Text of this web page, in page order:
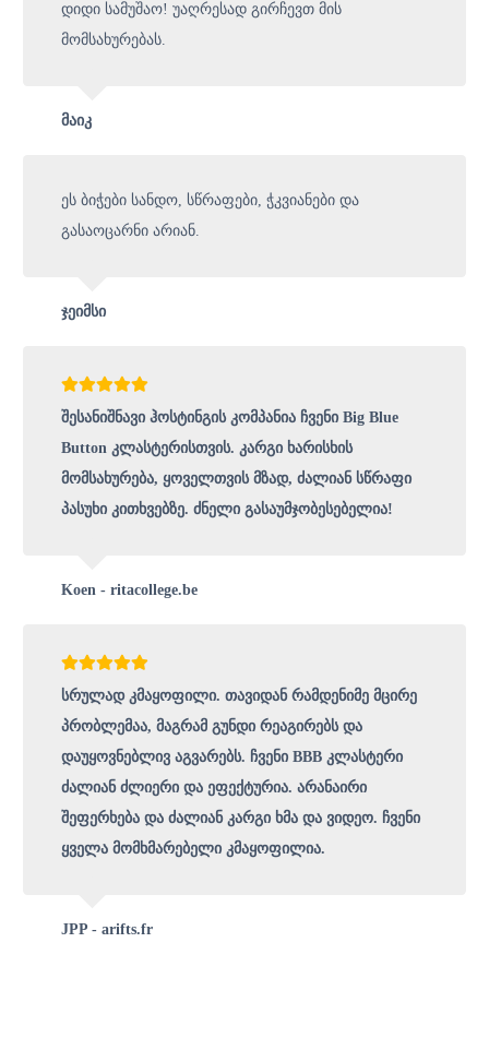
დიდი სამუშაო! უაღრესად გირჩევთ მის
მომსახურებას.
მაიკ
ეს ბიჭები სანდო, სწრაფები, ჭკვიანები და
გასაოცარნი არიან.
ჯეიმსი
შესანიშნავი ჰოსტინგის კომპანია ჩვენი Big Blue
Button კლასტერისთვის. კარგი ხარისხის
მომსახურება, ყოველთვის მზად, ძალიან სწრაფი
პასუხი კითხვებზე. ძნელი გასაუმჯობესებელია!
Koen - ritacollege.be
სრულად კმაყოფილი. თავიდან რამდენიმე მცირე
პრობლემაა, მაგრამ გუნდი რეაგირებს და
დაუყოვნებლივ აგვარებს. ჩვენი BBB კლასტერი
ძალიან ძლიერი და ეფექტურია. არანაირი
შეფერხება და ძალიან კარგი ხმა და ვიდეო. ჩვენი
ყველა მომხმარებელი კმაყოფილია.
JPP - arifts.fr